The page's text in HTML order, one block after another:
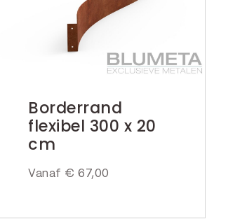
Borderrand
flexibel 300 x 20
cm
Vanaf € 67,00